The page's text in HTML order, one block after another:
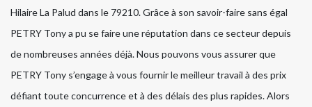
Hilaire La Palud dans le 79210. Grâce à son savoir-faire sans égal
PETRY Tony a pu se faire une réputation dans ce secteur depuis
de nombreuses années déjà. Nous pouvons vous assurer que
PETRY Tony s’engage à vous fournir le meilleur travail à des prix
défiant toute concurrence et à des délais des plus rapides. Alors